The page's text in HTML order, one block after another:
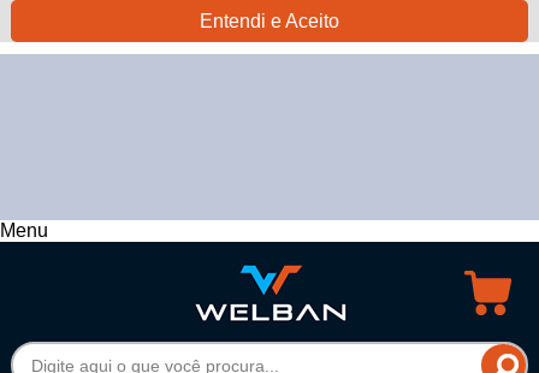
Entendi e Aceito
Menu